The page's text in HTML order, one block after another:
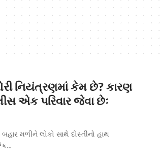
નિયંત્રણમાં કેમ છે? કારણ
એક પરિવાર જેવા છેઃ
મળીને લોકો સાથે દોસ્તીનો હાથ